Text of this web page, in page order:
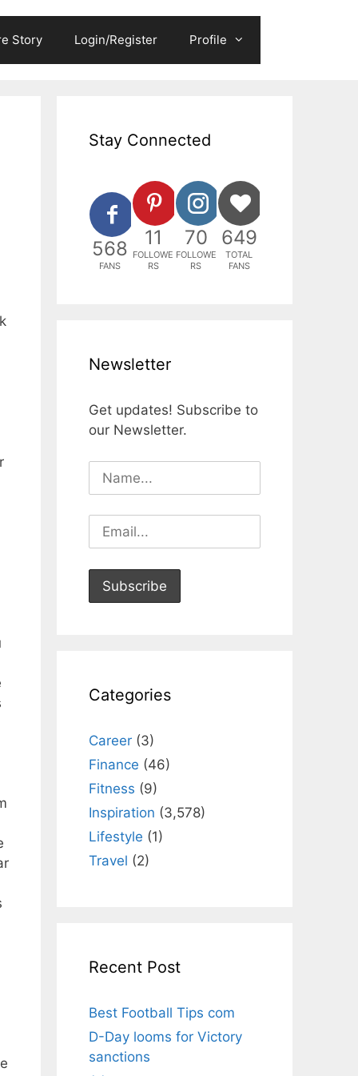
Story Login/Register Profile
Stay Connected
568
FANS
11
FOLLOWE
RS
70
FOLLOWE
RS
649
TOTAL
FANS
Newsletter
Get updates! Subscribe to
our Newsletter.
Categories
Career (3)
Finance (46)
Fitness (9)
Inspiration (3,578)
Lifestyle (1)
Travel (2)
Recent Post
Best Football Tips com
D-Day looms for Victory
sanctions